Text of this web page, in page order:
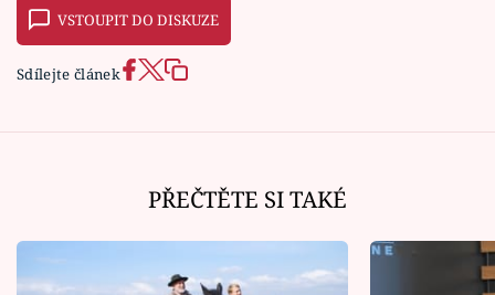
VSTOUPIT DO DISKUZE
Sdílejte článek
PŘEČTĚTE SI TAKÉ